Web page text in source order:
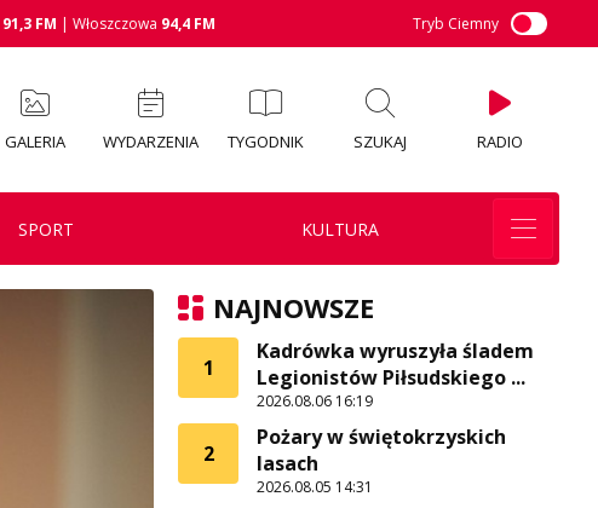
91,3 FM | Włoszczowa 94,4 FM Tryb Ciemny
GALERIA WYDARZENIA TYGODNIK SZUKAJ RADIO
SPORT KULTURA
NAJNOWSZE
1
Kadrówka wyruszyła śladem
Legionistów Piłsudskiego ...
2026.08.06 16:19
2
Pożary w świętokrzyskich
lasach
2026.08.05 14:31